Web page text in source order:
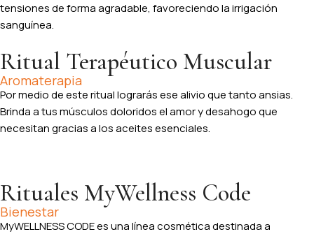
tensiones de forma agradable, favoreciendo la irrigación
sanguínea.
Ritual Terapéutico Muscular
Aromaterapia
Por medio de este ritual lograrás ese alivio que tanto ansias.
Brinda a tus músculos doloridos el amor y desahogo que
necesitan gracias a los aceites esenciales.
Rituales MyWellness Code
Bienestar
MyWELLNESS CODE es una línea cosmética destinada a